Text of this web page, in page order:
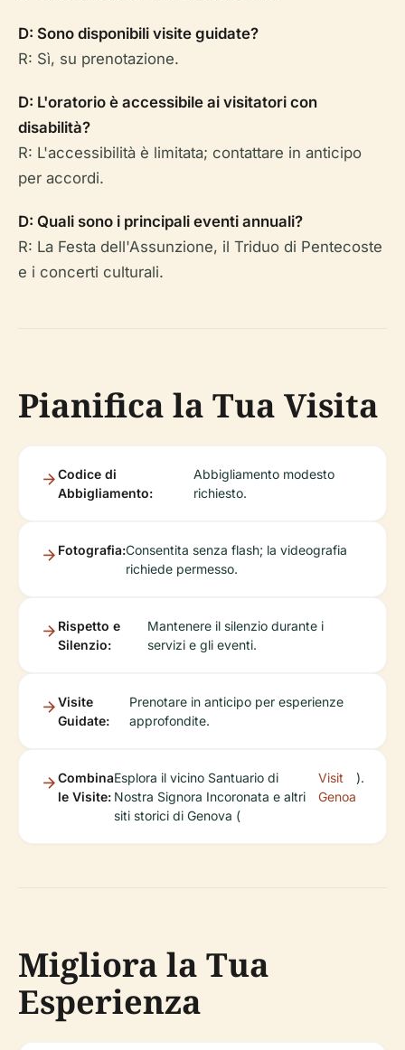
D: Sono disponibili visite guidate?
R: Sì, su prenotazione.
D: L'oratorio è accessibile ai visitatori con
disabilità?
R: L'accessibilità è limitata; contattare in anticipo
per accordi.
D: Quali sono i principali eventi annuali?
R: La Festa dell'Assunzione, il Triduo di Pentecoste
e i concerti culturali.
Pianifica la Tua Visita
Codice di
Abbigliamento:
Abbigliamento modesto
richiesto.
Fotografia:Consentita senza flash; la videografia
richiede permesso.
Rispetto e
Silenzio:
Mantenere il silenzio durante i
servizi e gli eventi.
Visite
Guidate:
Prenotare in anticipo per esperienze
approfondite.
Combina
le Visite:
Esplora il vicino Santuario di
Nostra Signora Incoronata e altri
siti storici di Genova (
Visit
Genoa
).
Migliora la Tua
Esperienza